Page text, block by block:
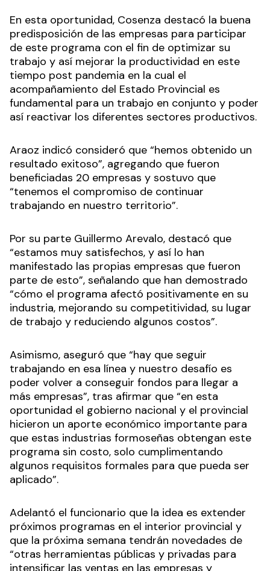
En esta oportunidad, Cosenza destacó la buena
predisposición de las empresas para participar
de este programa con el fin de optimizar su
trabajo y así mejorar la productividad en este
tiempo post pandemia en la cual el
acompañamiento del Estado Provincial es
fundamental para un trabajo en conjunto y poder
así reactivar los diferentes sectores productivos.
Araoz indicó consideró que “hemos obtenido un
resultado exitoso”, agregando que fueron
beneficiadas 20 empresas y sostuvo que
“tenemos el compromiso de continuar
trabajando en nuestro territorio”.
Por su parte Guillermo Arevalo, destacó que
“estamos muy satisfechos, y así lo han
manifestado las propias empresas que fueron
parte de esto”, señalando que han demostrado
“cómo el programa afectó positivamente en su
industria, mejorando su competitividad, su lugar
de trabajo y reduciendo algunos costos”.
Asimismo, aseguró que “hay que seguir
trabajando en esa línea y nuestro desafío es
poder volver a conseguir fondos para llegar a
más empresas”, tras afirmar que “en esta
oportunidad el gobierno nacional y el provincial
hicieron un aporte económico importante para
que estas industrias formoseñas obtengan este
programa sin costo, solo cumplimentando
algunos requisitos formales para que pueda ser
aplicado”.
Adelantó el funcionario que la idea es extender
próximos programas en el interior provincial y
que la próxima semana tendrán novedades de
“otras herramientas públicas y privadas para
intensificar las ventas en las empresas y